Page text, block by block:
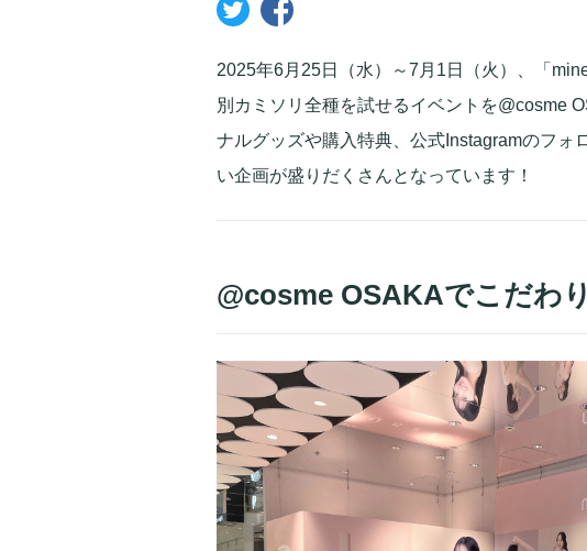
2025年6月25日（水）～7月1日（火）、「
別カミソリ全種を試せるイベントを@cosme
ナルグッズや購入特典、公式Instagramのフォ
い企画が盛りだくさんとなっています！
@cosme OSAKAでこだわ